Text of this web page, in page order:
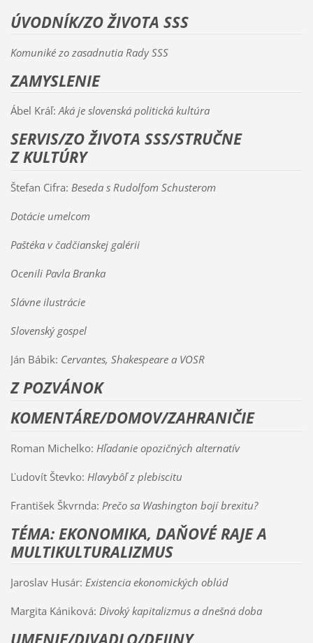
ÚVODNÍK/ZO ŽIVOTA SSS
Komuniké zo zasadnutia Rady SSS
ZAMYSLENIE
Ábel Kráľ: Aká je slovenská politická kultúra
SERVIS/ZO ŽIVOTA SSS/STRUČNE
Z KULTÚRY
Štefan Cifra: Beseda s Rudolfom Schusterom
Dotácie umelcom
Paštéka v čadčianskej galérii
Ocenili Pavla Branka
Slávne ilustrácie
Slovenský gospel
Ján Bábik: Cervantes, Shakespeare a VOSR
Z POZVÁNOK
KOMENTÁRE/DOMOV/ZAHRANIČIE
Roman Michelko: Hľadanie opozičných alternatív
Ľudovít Števko: Hlavybôľ z plebiscitu
František Škvrnda: Prečo sa Washington bojí brexitu?
TÉMA: EKONOMIKA, DAŇOVÉ RAJE A
MULTIKULTURALIZMUS
Jaroslav Husár: Existencia ekonomických oblúd
Margita Kániková: Divoký kapitalizmus a dnešná doba